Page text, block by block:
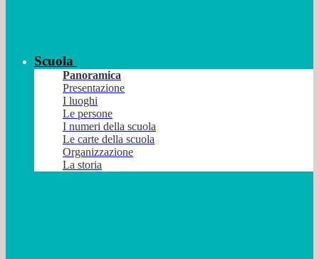
Scuola
Panoramica
Presentazione
I luoghi
Le persone
I numeri della scuola
Le carte della scuola
Organizzazione
La storia